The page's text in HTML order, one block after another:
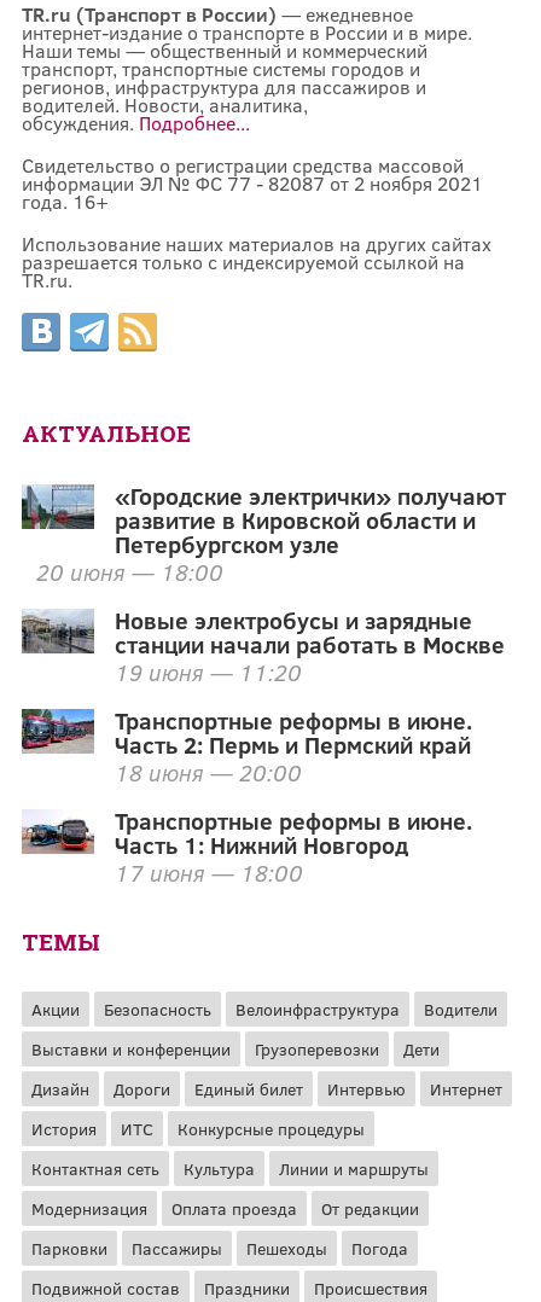
TR.ru (Транспорт в России) — ежедневное
интернет-издание о транспорте в России и в мире.
Наши темы — общественный и коммерческий
транспорт, транспортные системы городов и
регионов, инфраструктура для пассажиров и
водителей. Новости, аналитика,
обсуждения. Подробнее...
Свидетельство о регистрации средства массовой
информации ЭЛ № ФС 77 - 82087 от 2 ноября 2021
года. 16+
Использование наших материалов на других сайтах
разрешается только с индексируемой ссылкой на
TR.ru.
АКТУАЛЬНОЕ
«Городские электрички» получают
развитие в Кировской области и
Петербургском узле
20 июня — 18:00
Новые электробусы и зарядные
станции начали работать в Москве
19 июня — 11:20
Транспортные реформы в июне.
Часть 2: Пермь и Пермский край
18 июня — 20:00
Транспортные реформы в июне.
Часть 1: Нижний Новгород
17 июня — 18:00
ТЕМЫ
Акции Безопасность Велоинфраструктура
Водители
Выставки и конференции
Грузоперевозки
Дети
Дизайн
Дороги Единый билет Интервью
Интернет
История
ИТС
Конкурсные процедуры
Контактная сеть
Культура
Линии и маршруты
Модернизация
Оплата проезда
От редакции
Парковки
Пассажиры Пешеходы
Погода
Подвижной состав
Праздники Происшествия